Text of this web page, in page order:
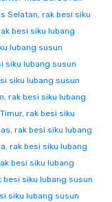
Selatan, rak besi siku
besi siku lubang
lubang susun
siku lubang susun
siku lubang susun
, rak besi siku lubang
, rak besi siku
, rak besi siku lubang
, rak besi siku lubang
besi siku lubang
besi siku lubang susun
siku lubang susun